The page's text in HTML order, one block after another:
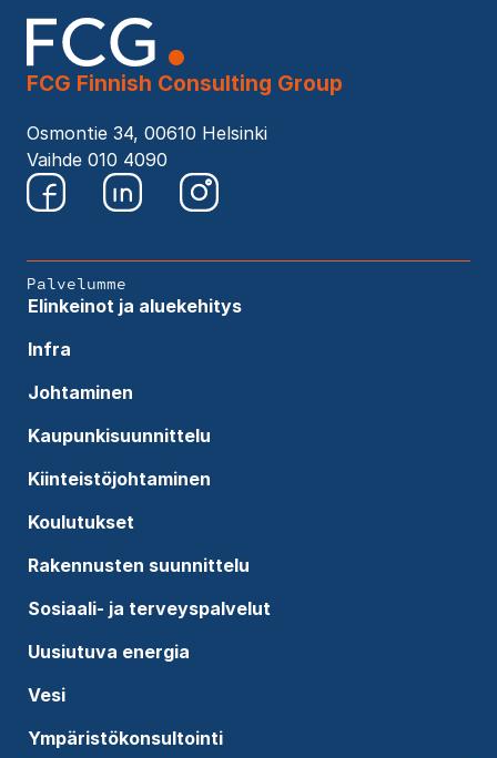
FCG Finnish Consulting Group
Osmontie 34, 00610 Helsinki
Vaihde 010 4090
Palvelumme
Elinkeinot ja aluekehitys
Infra
Johtaminen
Kaupunkisuunnittelu
Kiinteistöjohtaminen
Koulutukset
Rakennusten suunnittelu
Sosiaali- ja terveyspalvelut
Uusiutuva energia
Vesi
Ympäristökonsultointi